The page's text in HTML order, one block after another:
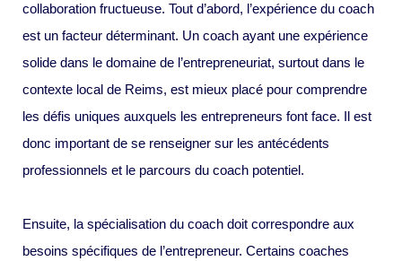
collaboration fructueuse. Tout d’abord, l’expérience du coach
est un facteur déterminant. Un coach ayant une expérience
solide dans le domaine de l’entrepreneuriat, surtout dans le
contexte local de Reims, est mieux placé pour comprendre
les défis uniques auxquels les entrepreneurs font face. Il est
donc important de se renseigner sur les antécédents
professionnels et le parcours du coach potentiel.
Ensuite, la spécialisation du coach doit correspondre aux
besoins spécifiques de l’entrepreneur. Certains coaches